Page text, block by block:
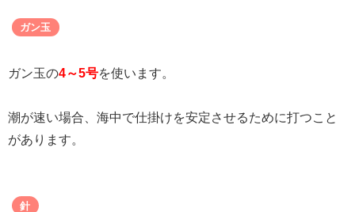
ガン玉
ガン玉の4～5号を使います。
潮が速い場合、海中で仕掛けを安定させるために打つこと
があります。
針